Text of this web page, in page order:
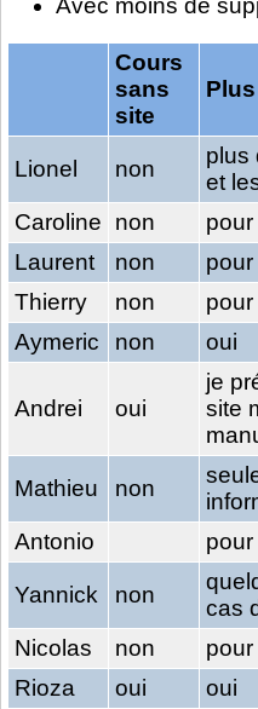
Cours
sans
site
Lionel non
plus
et
Caroline
non
Laurent
non
Thierry
non
Aymeric
non oui
Andrei oui
je
site
Mathieu non
Antonio
Yannick non
cas
Nicolas
non
Rioza
oui oui